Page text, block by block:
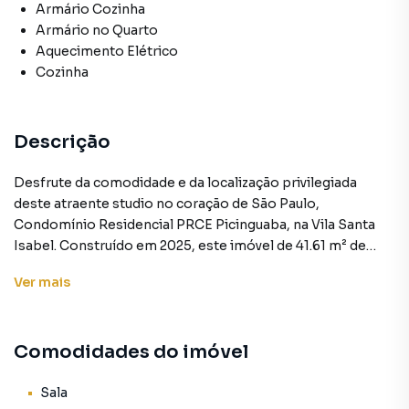
Armário Cozinha
Armário no Quarto
Aquecimento Elétrico
Cozinha
Descrição
Desfrute da comodidade e da localização privilegiada
deste atraente studio no coração de São Paulo,
Condomínio Residencial PRCE Picinguaba, na Vila Santa
Isabel. Construído em 2025, este imóvel de 41.61 m² de
moderno e funcional, ideal para uma vida independente e
O studio conta com 1 quarto, 1 banheiro e 1 sala, além de
ambiente prático e versátil. Os detalhes em porcelanato, o
Ver mais
Comodidades do imóvel
Sala